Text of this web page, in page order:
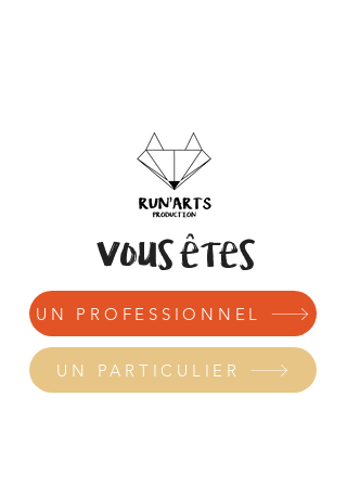
Vous êtes
UN PROFESSIONNEL
UN PARTICULIER